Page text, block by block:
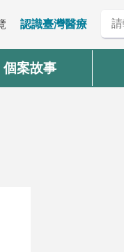
認識臺灣醫療
個案故事